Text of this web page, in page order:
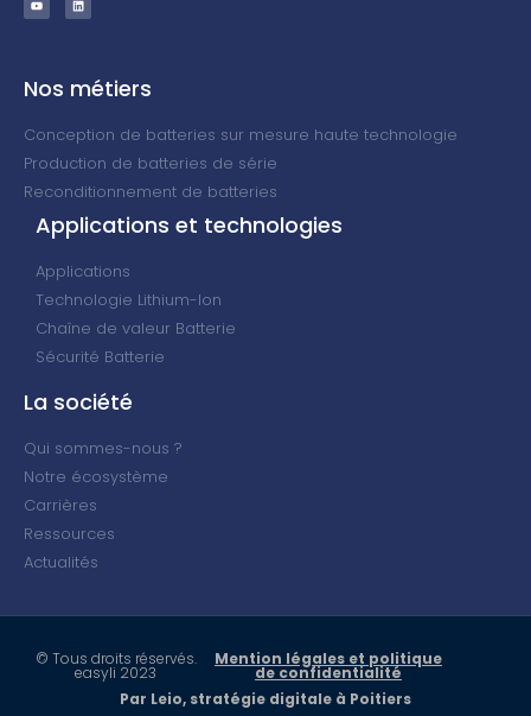
Nos métiers
Conception de batteries sur mesure haute technologie
Production de batteries de série
Reconditionnement de batteries
Applications et technologies
Applications
Technologie Lithium-Ion
Chaîne de valeur Batterie
Sécurité Batterie
La société
Qui sommes-nous ?
Notre écosystème
Carrières
Ressources
Actualités
© Tous droits réservés.
easyli 2023
Mention légales et politique
de confidentialité
Par Leio, stratégie digitale à Poitiers